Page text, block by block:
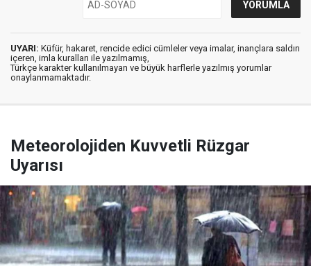
UYARI: Küfür, hakaret, rencide edici cümleler veya imalar, inançlara saldırı
içeren, imla kuralları ile yazılmamış,
Türkçe karakter kullanılmayan ve büyük harflerle yazılmış yorumlar
onaylanmamaktadır.
Meteorolojiden Kuvvetli Rüzgar
Uyarısı